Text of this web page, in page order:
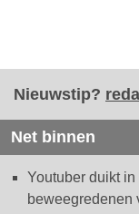
Nieuwstip?
Net binnen
Youtuber duikt
beweegredenen